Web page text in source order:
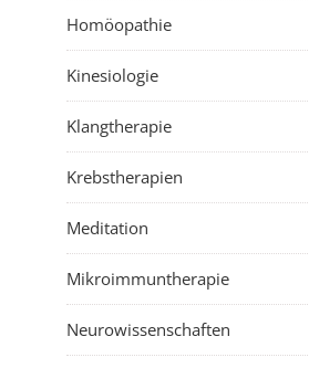
Homöopathie
Kinesiologie
Klangtherapie
Krebstherapien
Meditation
Mikroimmuntherapie
Neurowissenschaften